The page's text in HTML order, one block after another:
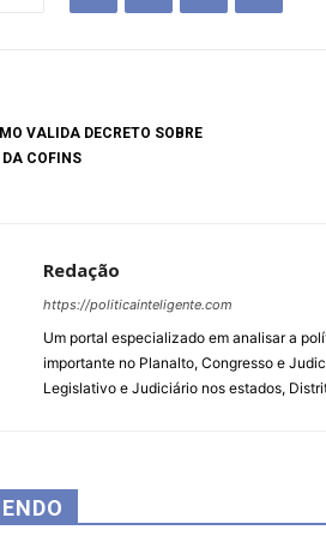
VALIDA DECRETO SOBRE
COFINS
Redação
https://politicainteligente.com
Um portal especializado em analisar a
importante no Planalto, Congresso e
Legislativo e Judiciário nos estados,